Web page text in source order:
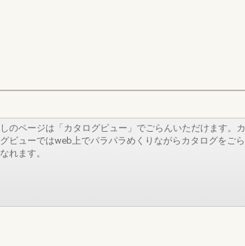
のページは「カタログビュー」でごらんいただけます。カ
ビューではweb上でパラパラめくりながらカタログをごら
れます。